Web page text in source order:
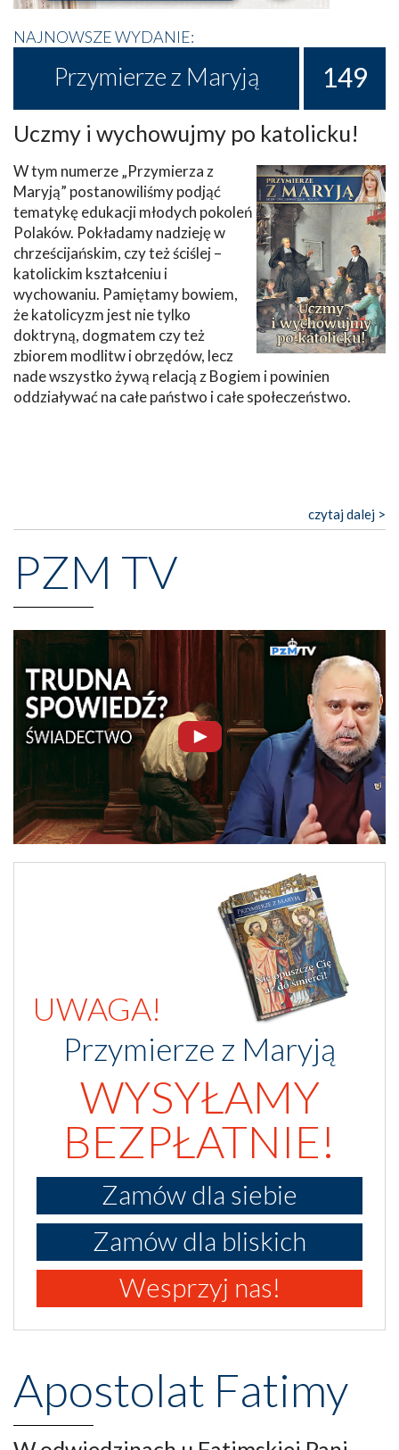
NAJNOWSZE WYDANIE:
Przymierze z Maryją 149
Uczmy i wychowujmy po katolicku!
W tym numerze „Przymierza z
Maryją” postanowiliśmy podjąć
tematykę edukacji młodych pokoleń
Polaków. Pokładamy nadzieję w
chrześcijańskim, czy też ściślej –
katolickim kształceniu i
wychowaniu. Pamiętamy bowiem,
że katolicyzm jest nie tylko
doktryną, dogmatem czy też
zbiorem modlitw i obrzędów, lecz
nade wszystko żywą relacją z Bogiem i powinien
oddziaływać na całe państwo i całe społeczeństwo.
czytaj dalej >
PZM TV
UWAGA!
Przymierze z Maryją
WYSYŁAMY
BEZPŁATNIE!
Zamów dla siebie
Zamów dla bliskich
Wesprzyj nas!
Apostolat Fatimy